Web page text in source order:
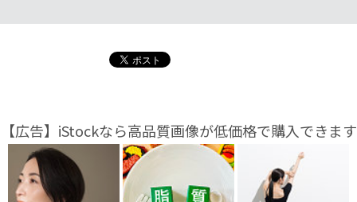
【広告】iStockなら高品質画像が低価格で購入できます